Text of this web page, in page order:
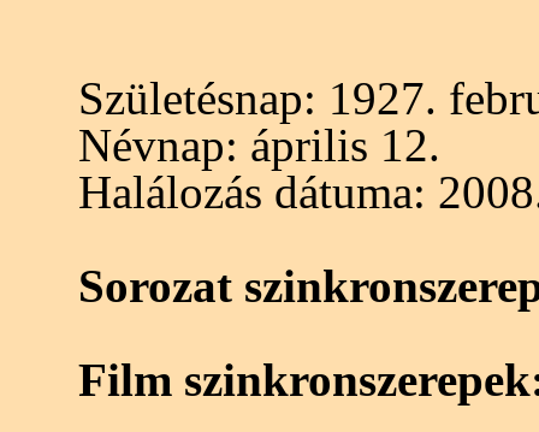
Születésnap: 1927.
Névnap: április 12.
Halálozás dátuma:
Sorozat
Film